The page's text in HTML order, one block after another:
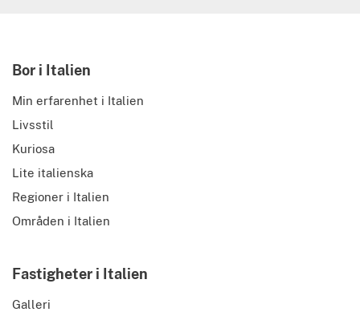
Bor i Italien
Min erfarenhet i Italien
Livsstil
Kuriosa
Lite italienska
Regioner i Italien
Områden i Italien
Fastigheter i Italien
Galleri